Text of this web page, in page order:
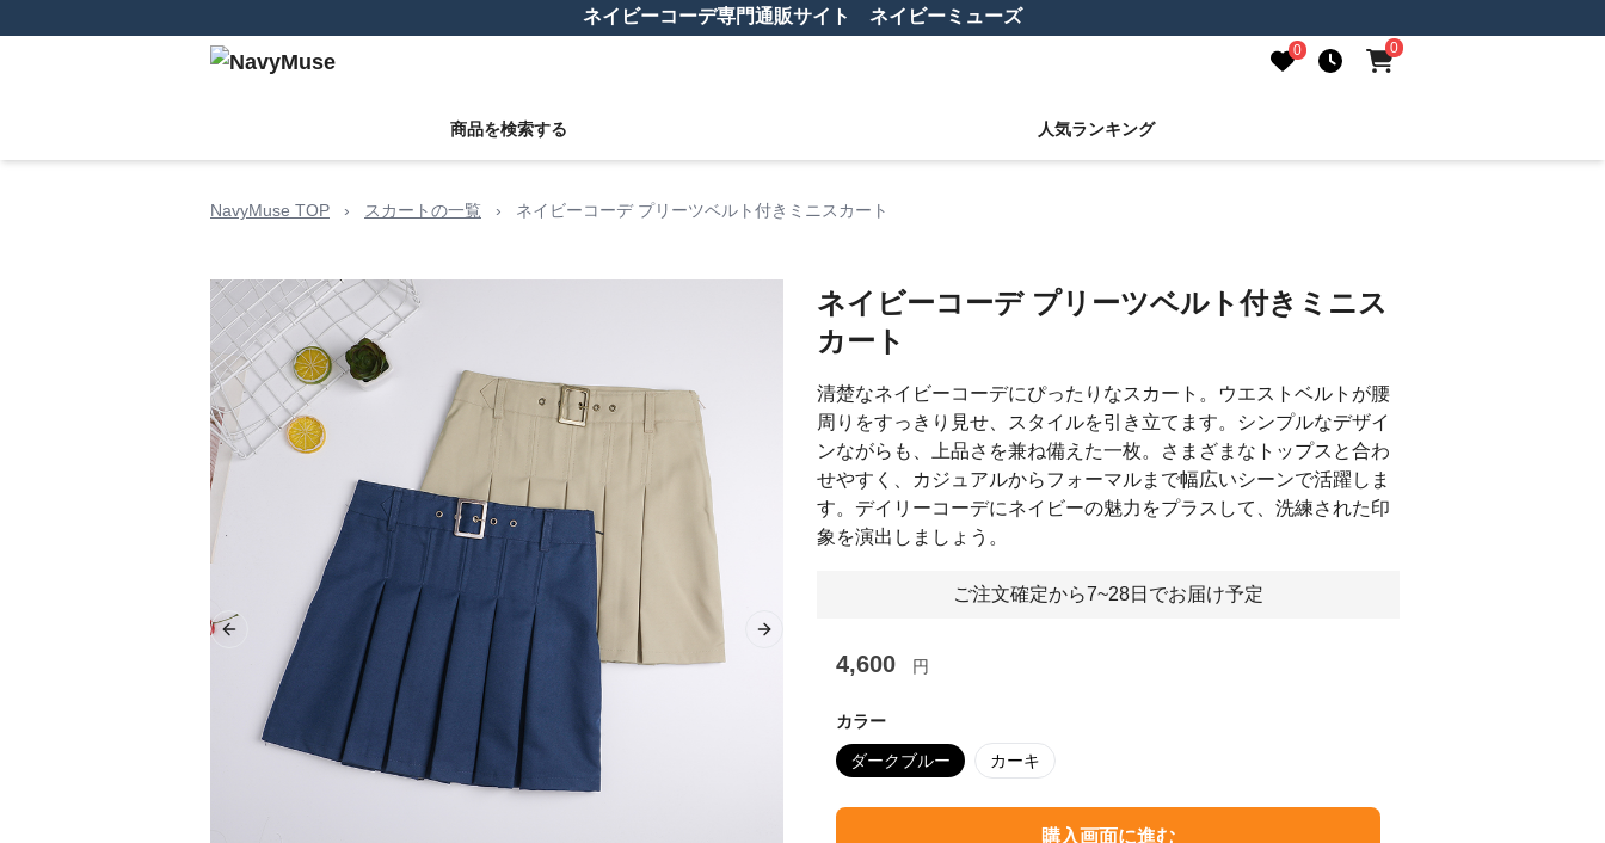
ネイビーコーデ専門通販サイト ネイビーミューズ
0 0
商品を検索する 人気ランキング
NavyMuse TOP › スカートの一覧 › ネイビーコーデ プリーツベルト付きミニスカート
Previous slide Next slide
ネイビーコーデ プリーツベルト付きミニス
カート
清楚なネイビーコーデにぴったりなスカート。ウエストベルトが腰
周りをすっきり見せ、スタイルを引き立てます。シンプルなデザイ
ンながらも、上品さを兼ね備えた一枚。さまざまなトップスと合わ
せやすく、カジュアルからフォーマルまで幅広いシーンで活躍しま
す。デイリーコーデにネイビーの魅力をプラスして、洗練された印
象を演出しましょう。
ご注文確定から7~28日でお届け予定
4,600 円
カラー
ダークブルー カーキ
購入画面に進む